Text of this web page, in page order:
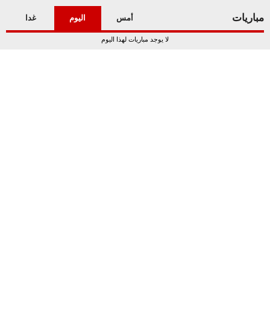
مباريات أمس اليوم غدا
لا يوجد مباريات لهذا اليوم